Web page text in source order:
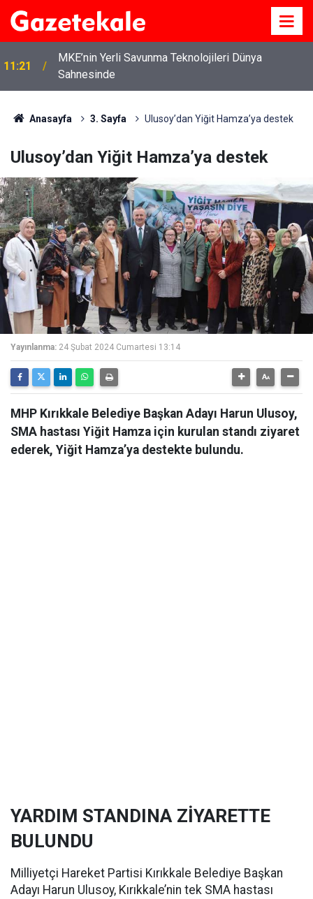
11:21
MKE’nin Yerli Savunma Teknolojileri Dünya
Sahnesinde
Anasayfa 3. Sayfa Ulusoy’dan Yiğit Hamza’ya destek
Ulusoy’dan Yiğit Hamza’ya destek
Yayınlanma: 24 Şubat 2024 Cumartesi 13:14
MHP Kırıkkale Belediye Başkan Adayı Harun Ulusoy,
SMA hastası Yiğit Hamza için kurulan standı ziyaret
ederek, Yiğit Hamza’ya destekte bulundu.
YARDIM STANDINA ZİYARETTE
BULUNDU
Milliyetçi Hareket Partisi Kırıkkale Belediye Başkan
Adayı Harun Ulusoy, Kırıkkale’nin tek SMA hastası